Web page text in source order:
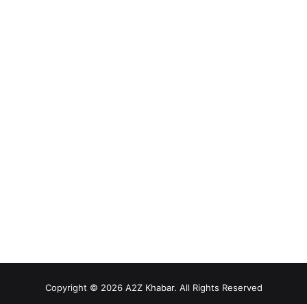
Copyright © 2026 A2Z Khabar. All Rights Reserved